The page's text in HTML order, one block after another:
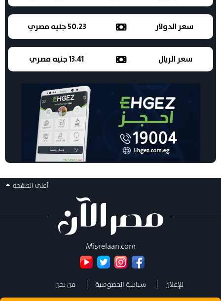
سعر الدولار 50.23 جنيه مصري
سعر الريال 13.41 جنيه مصري
أعلى الصفحه
Misrelaan.com
للإعلان سياسة الخصوصية من نحن